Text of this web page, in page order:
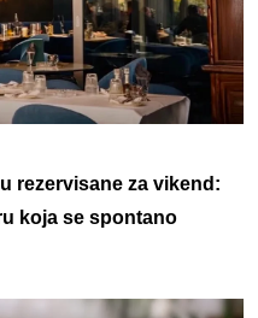
rezervisane za vikend:
koja se spontano